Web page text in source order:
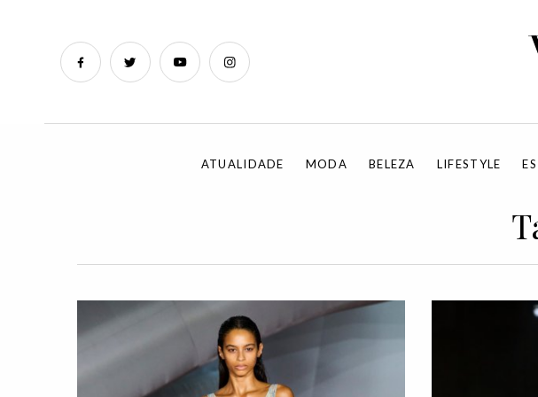
ATUALIDADE MODA BELEZA LIFESTYLE